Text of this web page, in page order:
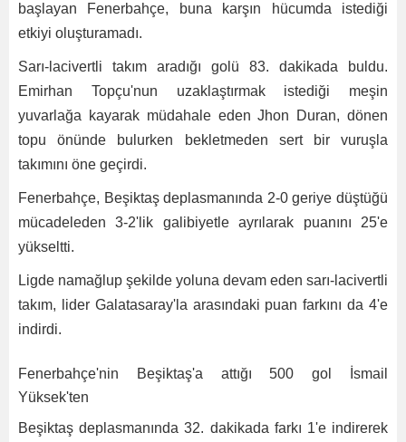
başlayan Fenerbahçe, buna karşın hücumda istediği
etkiyi oluşturamadı.
Sarı-lacivertli takım aradığı golü 83. dakikada buldu.
Emirhan Topçu'nun uzaklaştırmak istediği meşin
yuvarlağa kayarak müdahale eden Jhon Duran, dönen
topu önünde bulurken bekletmeden sert bir vuruşla
takımını öne geçirdi.
Fenerbahçe, Beşiktaş deplasmanında 2-0 geriye düştüğü
mücadeleden 3-2'lik galibiyetle ayrılarak puanını 25'e
yükseltti.
Ligde namağlup şekilde yoluna devam eden sarı-lacivertli
takım, lider Galatasaray'la arasındaki puan farkını da 4'e
indirdi.
Fenerbahçe'nin Beşiktaş'a attığı 500 gol İsmail
Yüksek'ten
Beşiktaş deplasmanında 32. dakikada farkı 1'e indirerek